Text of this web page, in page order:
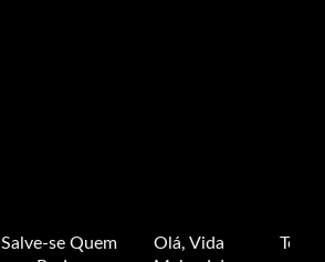
Salve-se Quem
Olá, Vida
Tour